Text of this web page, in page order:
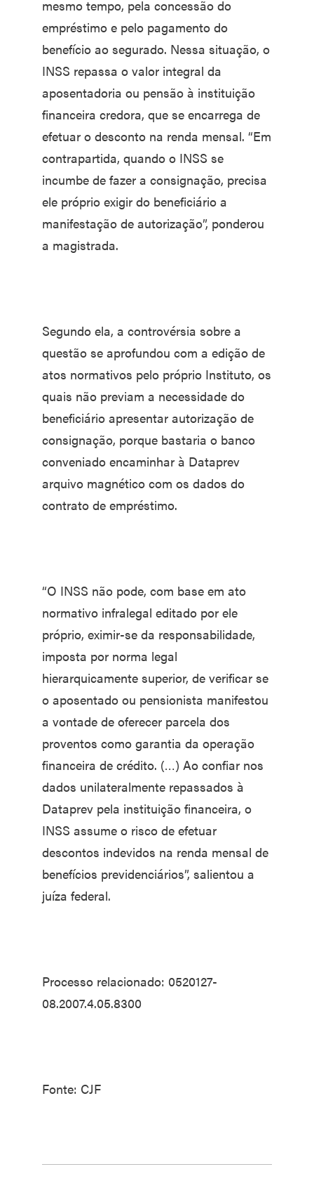
mesmo tempo, pela concessão do
empréstimo e pelo pagamento do
benefício ao segurado. Nessa situação, o
INSS repassa o valor integral da
aposentadoria ou pensão à instituição
financeira credora, que se encarrega de
efetuar o desconto na renda mensal. “Em
contrapartida, quando o INSS se
incumbe de fazer a consignação, precisa
ele próprio exigir do beneficiário a
manifestação de autorização”, ponderou
a magistrada.
Segundo ela, a controvérsia sobre a
questão se aprofundou com a edição de
atos normativos pelo próprio Instituto, os
quais não previam a necessidade do
beneficiário apresentar autorização de
consignação, porque bastaria o banco
conveniado encaminhar à Dataprev
arquivo magnético com os dados do
contrato de empréstimo.
“O INSS não pode, com base em ato
normativo infralegal editado por ele
próprio, eximir-se da responsabilidade,
imposta por norma legal
hierarquicamente superior, de verificar se
o aposentado ou pensionista manifestou
a vontade de oferecer parcela dos
proventos como garantia da operação
financeira de crédito. (…) Ao confiar nos
dados unilateralmente repassados à
Dataprev pela instituição financeira, o
INSS assume o risco de efetuar
descontos indevidos na renda mensal de
benefícios previdenciários”, salientou a
juíza federal.
Processo relacionado: 0520127-
08.2007.4.05.8300
Fonte: CJF